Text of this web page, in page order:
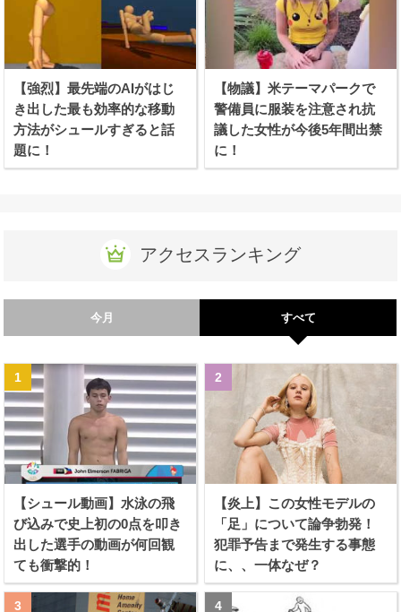
【強烈】最先端のAIがはじ
き出した最も効率的な移動
方法がシュールすぎると話
題に！
【物議】米テーマパークで
警備員に服装を注意され抗
議した女性が今後5年間出禁
に！
アクセスランキング
今月 すべて
【シュール動画】水泳の飛
び込みで史上初の0点を叩き
出した選手の動画が何回観
ても衝撃的！
【炎上】この女性モデルの
「足」について論争勃発！
犯罪予告まで発生する事態
に、、一体なぜ？